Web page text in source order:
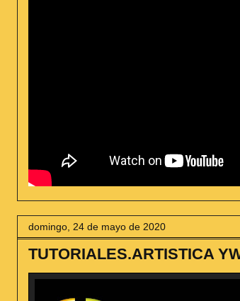
domingo, 24 de mayo de 2020
TUTORIALES.ARTISTICA